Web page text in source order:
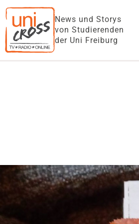
News und Storys
von Studierenden
der Uni Freiburg